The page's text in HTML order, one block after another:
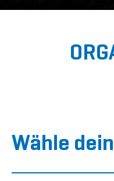
Wähle